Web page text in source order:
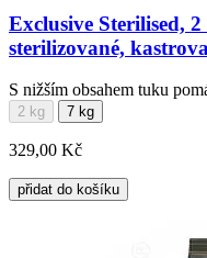
Exclusive Sterilised,
sterilizované,
S nižším obsahem tuku
2 kg 7 kg
329,00 Kč
přidat do košíku